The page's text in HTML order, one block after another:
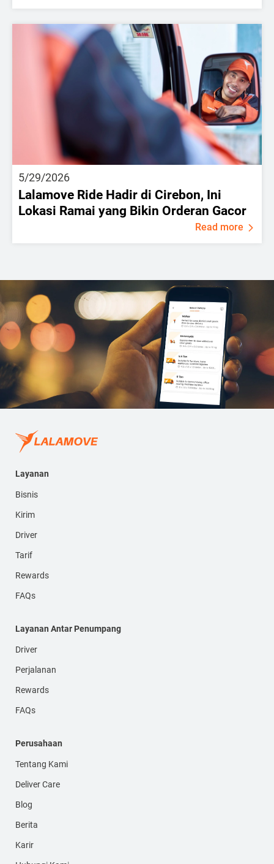
5/29/2026
Lalamove Ride Hadir di Cirebon, Ini
Lokasi Ramai yang Bikin Orderan Gacor
Read more
Layanan
Bisnis
Kirim
Driver
Tarif
Rewards
FAQs
Layanan Antar Penumpang
Driver
Perjalanan
Rewards
FAQs
Perusahaan
Tentang Kami
Deliver Care
Blog
Berita
Karir